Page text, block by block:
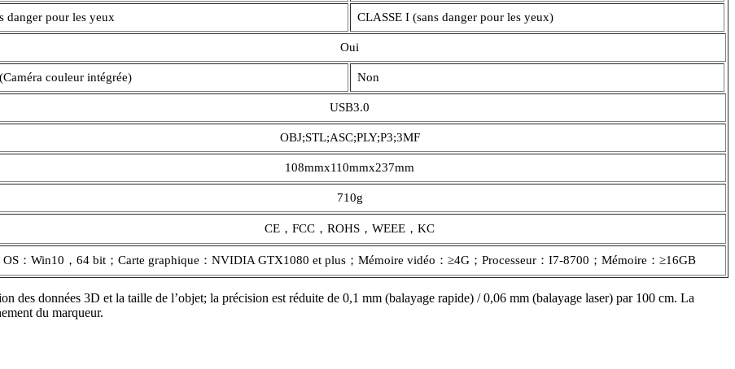
danger pour les yeux CLASSE I (sans danger pour les yeux)
Oui
couleur intégrée) Non
USB3.0
OBJ;STL;ASC;PLY;P3;3MF
108mmx110mmx237mm
710g
CE，FCC，ROHS，WEEE，KC
OS：Win10，64 bit；Carte graphique：NVIDIA GTX1080 et plus；Mémoire vidéo：≥4G；Processeur：I7-8700；Mémoire：≥16GB
des données 3D et la taille de l’objet; la précision est réduite de 0,1 mm (balayage rapide) / 0,06 mm (balayage laser) par 100 cm. La
du marqueur.